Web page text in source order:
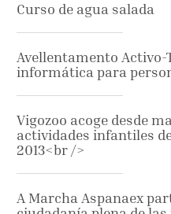
Curso de agua salada
Avellentamento
informática para
Vigozoo acoge desde
actividades infantiles
2013<br />
A Marcha Aspanaex